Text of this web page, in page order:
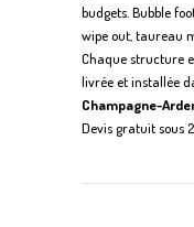
budgets. Bubble
wipe out, taureau
Chaque structure
livrée et installée
Champagne-
Devis gratuit sous